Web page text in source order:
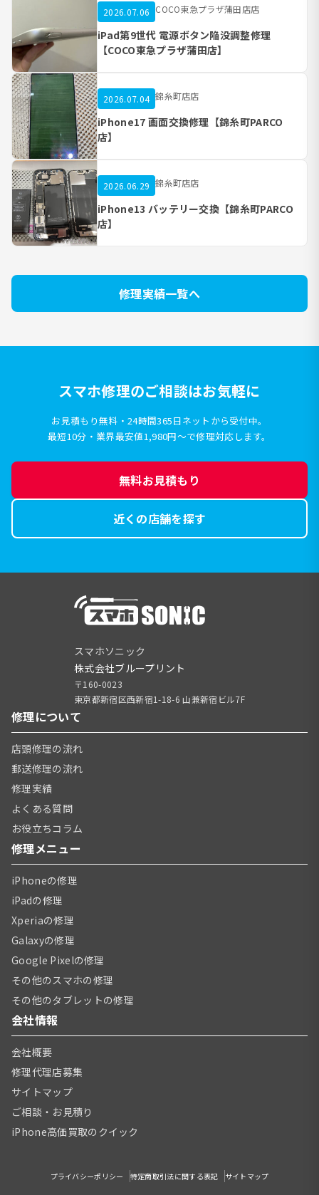
2026.07.06 COCO東急プラザ蒲田店店
iPad第9世代 電源ボタン陥没調整修理
【COCO東急プラザ蒲田店】
2026.07.04 錦糸町店店
iPhone17 画面交換修理【錦糸町PARCO
店】
2026.06.29 錦糸町店店
iPhone13 バッテリー交換【錦糸町PARCO
店】
修理実績一覧へ
スマホ修理のご相談はお気軽に
お見積もり無料・24時間365日ネットから受付中。
最短10分・業界最安値1,980円〜で修理対応します。
無料お見積もり
近くの店舗を探す
スマホソニック
株式会社ブループリント
〒160-0023
東京都新宿区西新宿1-18-6 山兼新宿ビル7F
修理について
店頭修理の流れ
郵送修理の流れ
修理実績
よくある質問
お役立ちコラム
修理メニュー
iPhoneの修理
iPadの修理
Xperiaの修理
Galaxyの修理
Google Pixelの修理
その他のスマホの修理
その他のタブレットの修理
会社情報
会社概要
修理代理店募集
サイトマップ
ご相談・お見積り
iPhone高価買取のクイック
プライバシーポリシー 特定商取引法に関する表記 サイトマップ